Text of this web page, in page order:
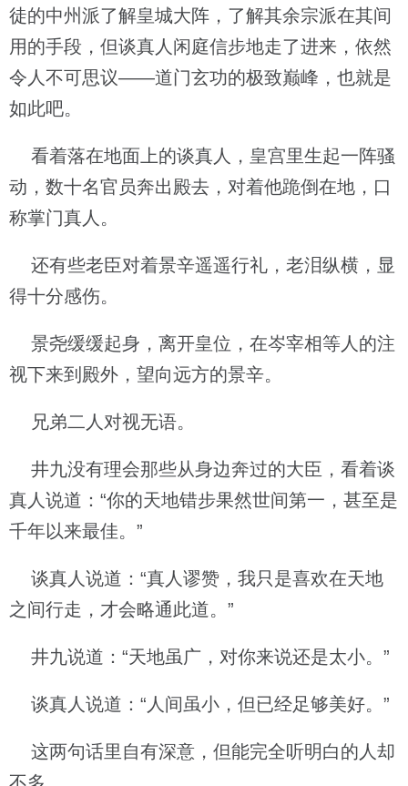
徒的中州派了解皇城大阵，了解其余宗派在其间
用的手段，但谈真人闲庭信步地走了进来，依然
令人不可思议——道门玄功的极致巅峰，也就是
如此吧。
看着落在地面上的谈真人，皇宫里生起一阵骚
动，数十名官员奔出殿去，对着他跪倒在地，口
称掌门真人。
还有些老臣对着景辛遥遥行礼，老泪纵横，显
得十分感伤。
景尧缓缓起身，离开皇位，在岑宰相等人的注
视下来到殿外，望向远方的景辛。
兄弟二人对视无语。
井九没有理会那些从身边奔过的大臣，看着谈
真人说道：“你的天地错步果然世间第一，甚至是
千年以来最佳。”
谈真人说道：“真人谬赞，我只是喜欢在天地
之间行走，才会略通此道。”
井九说道：“天地虽广，对你来说还是太小。”
谈真人说道：“人间虽小，但已经足够美好。”
这两句话里自有深意，但能完全听明白的人却